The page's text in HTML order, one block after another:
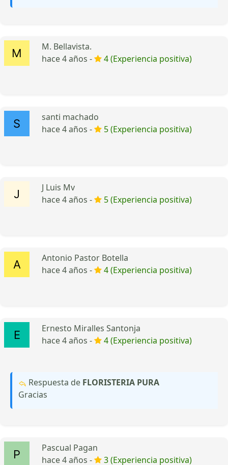
M. Bellavista.
hace 4 años -
4 (Experiencia positiva)
santi machado
hace 4 años -
5 (Experiencia positiva)
J Luis Mv
hace 4 años -
5 (Experiencia positiva)
Antonio Pastor Botella
hace 4 años -
4 (Experiencia positiva)
Ernesto Miralles Santonja
hace 4 años -
4 (Experiencia positiva)
Respuesta de FLORISTERIA PURA
Gracias
Pascual Pagan
hace 4 años -
3 (Experiencia positiva)